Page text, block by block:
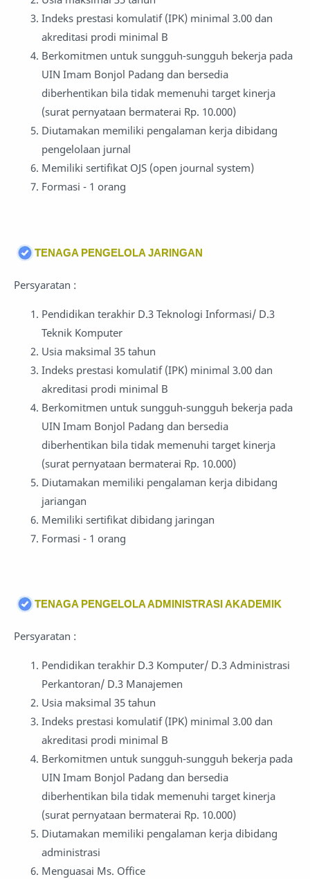
Indeks prestasi komulatif (IPK) minimal 3.00 dan
akreditasi prodi minimal B
Berkomitmen untuk sungguh-sungguh bekerja pada
UIN Imam Bonjol Padang dan bersedia
diberhentikan bila tidak memenuhi target kinerja
(surat pernyataan bermaterai Rp. 10.000)
Diutamakan memiliki pengalaman kerja dibidang
pengelolaan jurnal
Memiliki sertifikat OJS (open journal system)
Formasi - 1 orang
TENAGA PENGELOLA JARINGAN
Persyaratan :
Pendidikan terakhir D.3 Teknologi Informasi/ D.3
Teknik Komputer
Usia maksimal 35 tahun
Indeks prestasi komulatif (IPK) minimal 3.00 dan
akreditasi prodi minimal B
Berkomitmen untuk sungguh-sungguh bekerja pada
UIN Imam Bonjol Padang dan bersedia
diberhentikan bila tidak memenuhi target kinerja
(surat pernyataan bermaterai Rp. 10.000)
Diutamakan memiliki pengalaman kerja dibidang
jariangan
Memiliki sertifikat dibidang jaringan
Formasi - 1 orang
TENAGA PENGELOLA ADMINISTRASI AKADEMIK
Persyaratan :
Pendidikan terakhir D.3 Komputer/ D.3 Administrasi
Perkantoran/ D.3 Manajemen
Usia maksimal 35 tahun
Indeks prestasi komulatif (IPK) minimal 3.00 dan
akreditasi prodi minimal B
Berkomitmen untuk sungguh-sungguh bekerja pada
UIN Imam Bonjol Padang dan bersedia
diberhentikan bila tidak memenuhi target kinerja
(surat pernyataan bermaterai Rp. 10.000)
Diutamakan memiliki pengalaman kerja dibidang
administrasi
Menguasai Ms. Office